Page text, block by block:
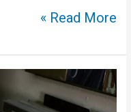
Read More »
יתרונות
של